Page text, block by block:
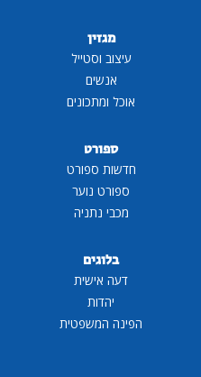
מגזין
עיצוב וסטייל
אנשים
אוכל ומתכונים
ספורט
חדשות ספורט
ספורט נוער
מכבי נתניה
בלוגים
דעה אישית
יהדות
הפינה המשפטית